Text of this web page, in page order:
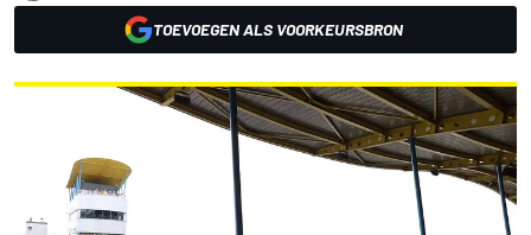
TOEVOEGEN ALS VOORKEURSBRON